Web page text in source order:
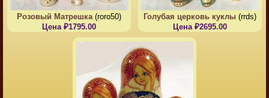
Розовый Матрешка(roro50)
Цена ₽1795.00
Голубая церковь куклы(rrds)
Цена ₽2695.00